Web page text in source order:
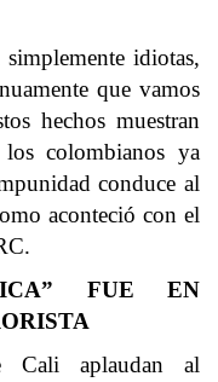
idiotas,
que vamos
hechos muestran
colombianos ya
conduce al
aconteció con el
FUE EN
Cali aplaudan al